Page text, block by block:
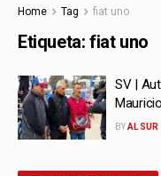
Home Tag fiat uno
Etiqueta: fiat uno
SV |
BYAL SUR